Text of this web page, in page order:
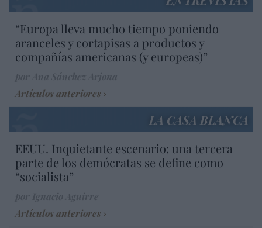
“Europa lleva mucho tiempo poniendo
aranceles y cortapisas a productos y
compañías americanas (y europeas)”
Artículos anteriores
LA CASA BLANCA
EEUU. Inquietante escenario: una tercera
parte de los demócratas se define como
“socialista”
Artículos anteriores